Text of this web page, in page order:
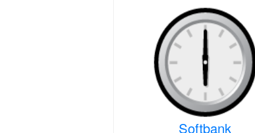
Softbank